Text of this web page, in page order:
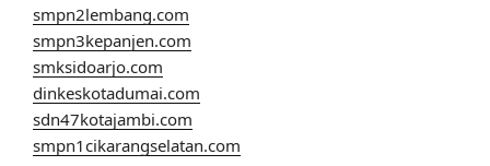
smpn2lembang.com
smpn3kepanjen.com
smksidoarjo.com
dinkeskotadumai.com
sdn47kotajambi.com
smpn1cikarangselatan.com